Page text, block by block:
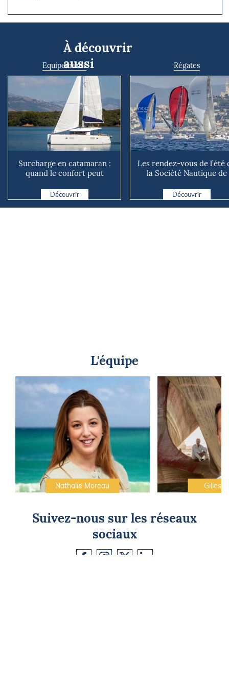
À découvrir
aussi
Equipements
Surcharge en catamaran :
quand le confort peut
Découvrir
Régates
Les rendez-vous de l’été
la Société Nautique de
Découvrir
L'équipe
Nathalie Moreau Gilles
Suivez-nous sur les réseaux
sociaux